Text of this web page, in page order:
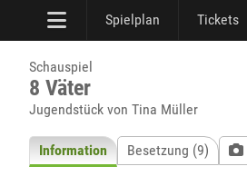
Spielplan Tickets
Schauspiel
8 Väter
Jugendstück von Tina Müller
Information Besetzung (9)